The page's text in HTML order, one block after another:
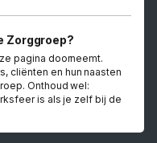
Zorggroep?
pagina doorneemt.
cliënten en hun naasten
Onthoud wel:
is als je zelf bij de